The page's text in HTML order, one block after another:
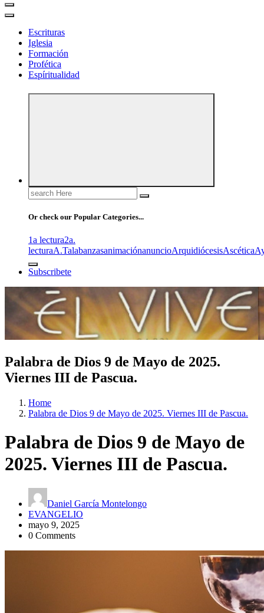
Escrituras
Iglesia
Formación
Profética
Espíritualidad
Search
for:
Or check our Popular Categories...
1a lectura2a.
lecturaA.TalabanzasanimaciónanuncioArquidiócesisAscética
Subscribete
Palabra de Dios 9 de Mayo de 2025.
Viernes III de Pascua.
Home
Palabra de Dios 9 de Mayo de 2025. Viernes III de Pascua.
Palabra de Dios 9 de Mayo de
2025. Viernes III de Pascua.
Daniel García Montelongo
EVANGELIO
mayo 9, 2025
0 Comments